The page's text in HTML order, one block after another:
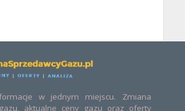
w jednym miejscu. Zmiana
aktualne ceny gazu oraz oferty